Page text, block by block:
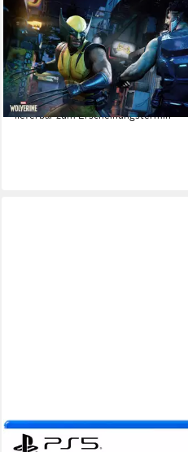
PLAYSTATION 5
Marvel's Wolverine
PlayStation 5 Plattform
keine Jugendfreigabe (ab 18 Jahren)
Action-Adventure Genre
79,99 €
lieferbar zum Erscheinungstermin